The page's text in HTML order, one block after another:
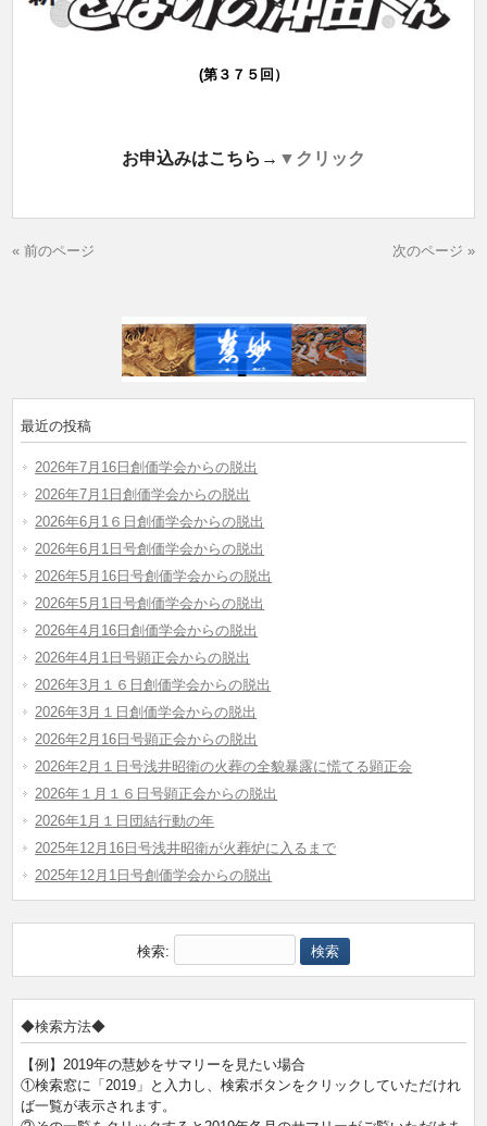
(第３７５回）
お申込みはこちら→ ▼クリック
« 前のページ 次のページ »
最近の投稿
2026年7月16日創価学会からの脱出
2026年7月1日創価学会からの脱出
2026年6月1６日創価学会からの脱出
2026年6月1日号創価学会からの脱出
2026年5月16日号創価学会からの脱出
2026年5月1日号創価学会からの脱出
2026年4月16日創価学会からの脱出
2026年4月1日号顕正会からの脱出
2026年3月１６日創価学会からの脱出
2026年3月１日創価学会からの脱出
2026年2月16日号顕正会からの脱出
2026年2月１日号浅井昭衛の火葬の全貌暴露に慌てる顕正会
2026年１月１６日号顕正会からの脱出
2026年1月１日団結行動の年
2025年12月16日号浅井昭衛が火葬炉に入るまで
2025年12月1日号創価学会からの脱出
検索:
◆検索方法◆
【例】2019年の慧妙をサマリーを見たい場合
①検索窓に「2019」と入力し、検索ボタンをクリックしていただけれ
ば一覧が表示されます。